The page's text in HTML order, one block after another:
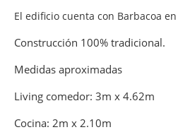
El edificio cuenta con Barbacoa
Construcción 100% tradicional.
Medidas aproximadas
Living comedor: 3m x 4.62m
Cocina: 2m x 2.10m